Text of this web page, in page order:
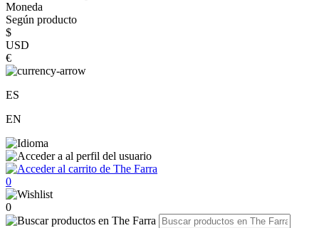
Moneda
Según producto
$
USD
€
ES
EN
0
0